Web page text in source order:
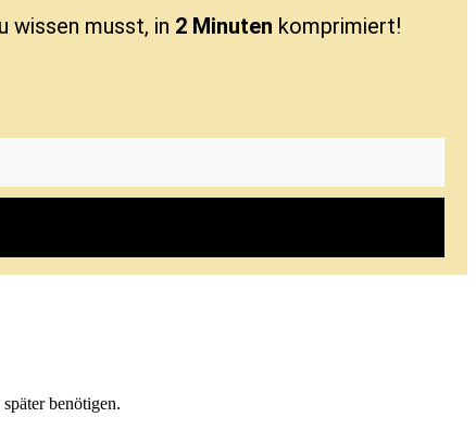
wissen musst, in 2 Minuten komprimiert!
benötigen.